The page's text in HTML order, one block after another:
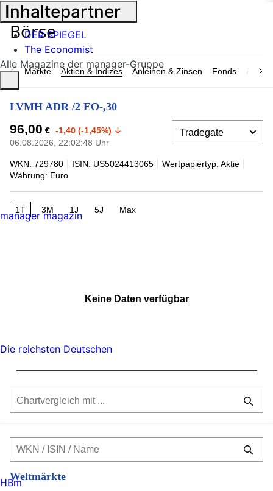
Märkte Aktien & Indizes Anleihen & Zinsen Fonds
LVMH ADR /2 EO-,30
96,00 € -1,40 (-1,45%)
06.08.2026, 22:02:48 Uhr
WKN: 729780 ISIN: US5024413065
Wertpapiertyp: Aktie
Währung: Euro
1T 3M 1J 5J Max
Keine Daten verfügbar
Weltmärkte
Inhaltepartner
DER SPIEGEL
The Economist
Alle Magazine der manager-Gruppe
manager magazin
Die reichsten Deutschen
HBm